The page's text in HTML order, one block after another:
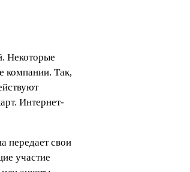
Некоторые
компании. Так,
Интернет-
передает свои
участие